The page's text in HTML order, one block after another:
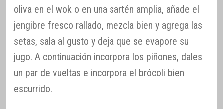
oliva en el wok o en una sartén amplia, añade el
jengibre fresco rallado, mezcla bien y agrega las
setas, sala al gusto y deja que se evapore su
jugo. A continuación incorpora los piñones, dales
un par de vueltas e incorpora el brócoli bien
escurrido.